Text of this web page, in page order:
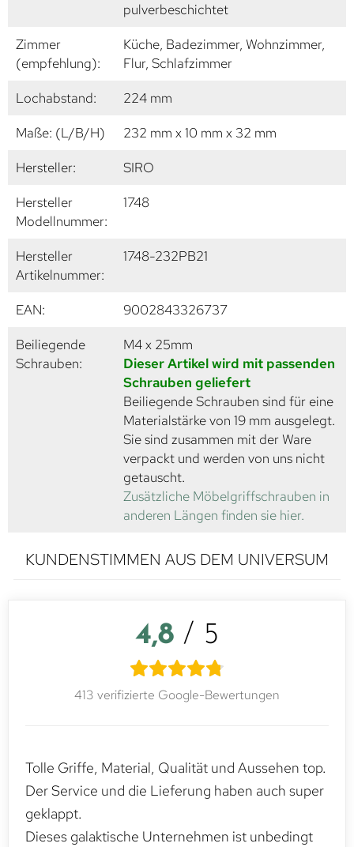
pulverbeschichtet
Zimmer
(empfehlung):
Küche, Badezimmer, Wohnzimmer,
Flur, Schlafzimmer
Lochabstand:
224 mm
Maße: (L/B/H)
232 mm x 10 mm x 32 mm
Hersteller:
SIRO
Hersteller
Modellnummer:
1748
Hersteller
Artikelnummer:
1748-232PB21
EAN:
9002843326737
Beiliegende
Schrauben:
M4 x 25mm
Dieser Artikel wird mit passenden
Schrauben geliefert
Beiliegende Schrauben sind für eine
Materialstärke von 19 mm ausgelegt.
Sie sind zusammen mit der Ware
verpackt und werden von uns nicht
getauscht.
Zusätzliche Möbelgriffschrauben in
anderen Längen finden sie hier.
KUNDENSTIMMEN AUS DEM UNIVERSUM
4,8 / 5
413 verifizierte Google-Bewertungen
Tolle Griffe, Material, Qualität und Aussehen top.
Der Service und die Lieferung haben auch super
geklappt.
Dieses galaktische Unternehmen ist unbedingt